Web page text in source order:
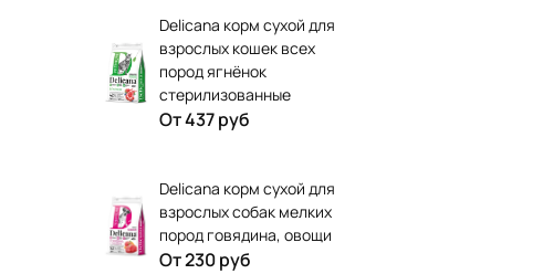
Delicana корм сухой для
взрослых кошек всех
пород ягнёнок
стерилизованные
От437 руб
Delicana корм сухой для
взрослых собак мелких
пород говядина, овощи
От230 руб